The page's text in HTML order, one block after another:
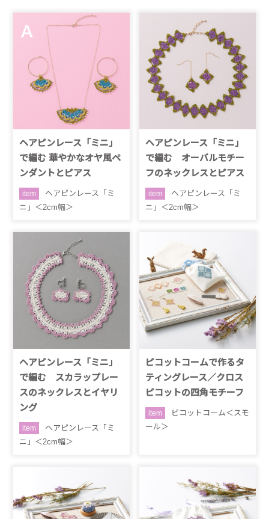
ヘアピンレース「ミニ」
で編む 華やかなオヤ風ペ
ンダントとピアス
item
ヘアピンレース「ミ
ニ」＜2cm幅＞
ヘアピンレース「ミニ」
で編む オーバルモチー
フのネックレスとピアス
item
ヘアピンレース「ミ
ニ」＜2cm幅＞
ヘアピンレース「ミニ」
で編む スカラップレー
スのネックレスとイヤリ
ング
item
ヘアピンレース「ミ
ニ」＜2cm幅＞
ピコットコームで作るタ
ティングレース／クロス
ピコットの四角モチーフ
item
ピコットコーム＜スモ
ール＞